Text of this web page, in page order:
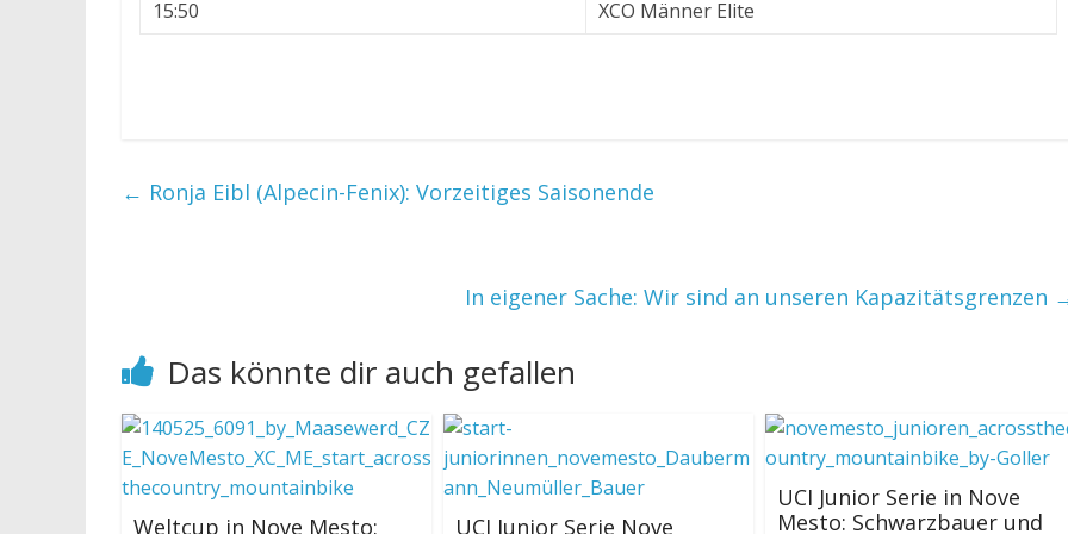
15:50 XCO Männer Elite
← Ronja Eibl (Alpecin-Fenix): Vorzeitiges Saisonende
In eigener Sache: Wir sind an unseren Kapazitätsgrenzen
Das könnte dir auch gefallen
Weltcup in Nove Mesto: UCI Junior Serie Nove
UCI Junior Serie in Nove
Mesto: Schwarzbauer und